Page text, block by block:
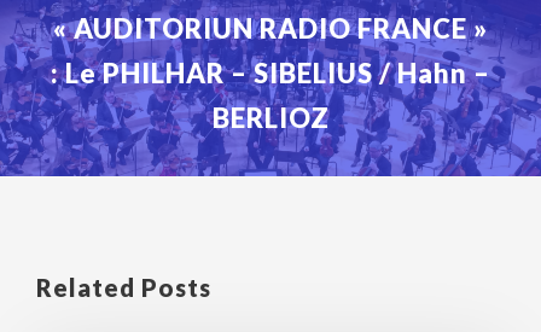
« AUDITORIUN RADIO FRANCE »
: Le PHILHAR – SIBELIUS / Hahn –
BERLIOZ
Related Posts